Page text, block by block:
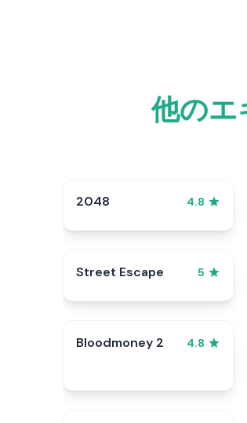
他のエ
2048 4.8
Street Escape 5
Bloodmoney 2 4.8